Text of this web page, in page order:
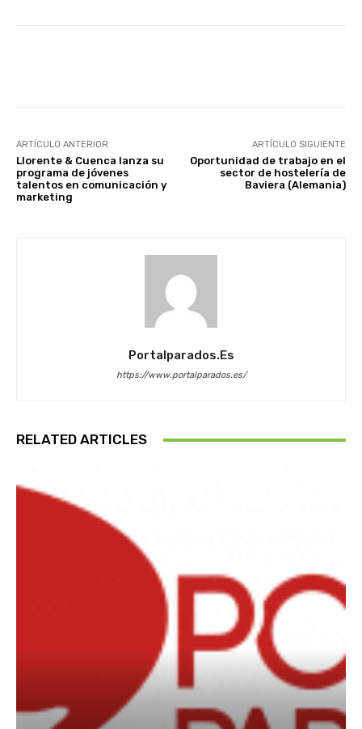
ARTÍCULO ANTERIOR
Llorente & Cuenca lanza su
programa de jóvenes
talentos en comunicación y
marketing
ARTÍCULO SIGUIENTE
Oportunidad de trabajo en el
sector de hostelería de
Baviera (Alemania)
Portalparados.es
https://www.portalparados.es/
RELATED ARTICLES